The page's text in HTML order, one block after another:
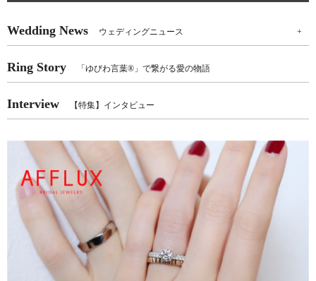
Wedding News ウェディングニュース +
Ring Story 「ゆびわ言葉®」で繋がる愛の物語
Interview 【特集】インタビュー